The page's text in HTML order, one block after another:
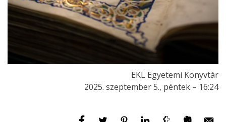
EKL Egyetemi Könyvtár
2025. szeptember 5., péntek – 16:24